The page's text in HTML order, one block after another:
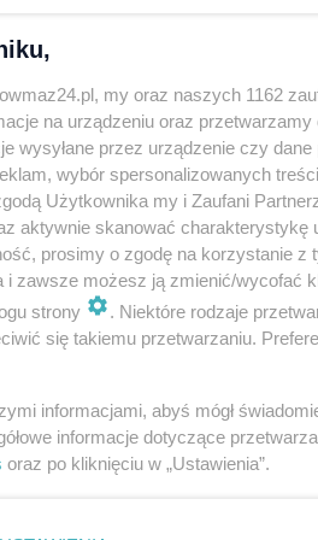
Przez wiele lat związany
Dziękujemy za wspólne lata
- napisał p
w Ostrołęce. Różaniec - o
o godz. 13.30. Msza
a po niej ceremonia
my oraz naszych 1162
na urządzeniu oraz
wysyłane przez urządzenie czy
wybór spersonalizowanych
Użytkownika my i Zaufani
aktywnie skanować charakterystykę
prosimy o zgodę na korzystanie z
i zawsze możesz ją zmienić/wycofać
strony
. Niektóre rodzaje
się takiemu przetwarzaniu.
informacjami, abyś mógł
informacje dotyczące
oraz po kliknięciu w „Ustawienia”.